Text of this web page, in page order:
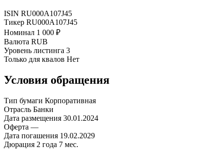
ISIN RU000A107J45
Тикер RU000A107J45
Номинал 1 000 ₽
Валюта RUB
Уровень листинга 3
Только для квалов Нет
Условия обращения
Тип бумаги Корпоративная
Отрасль Банки
Дата размещения 30.01.2024
Оферта —
Дата погашения 19.02.2029
Дюрация 2 года 7 мес.